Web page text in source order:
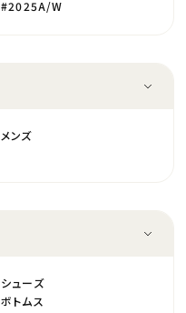
#2025A/W
メンズ
シューズ
ボトムス